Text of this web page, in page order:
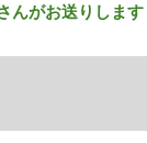
んがお送りします